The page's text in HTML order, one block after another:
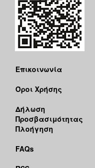
Επικοινωνία
Όροι Χρήσης
Δήλωση
Προσβασιμότητας
Πλοήγηση
FAQs